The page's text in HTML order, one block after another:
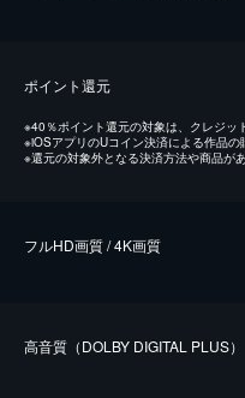
ポイント還元
※40％ポイント還元の対象は、クレジッ
※iOSアプリのUコイン決済による作品の
※還元の対象外となる決済方法や商品が
フルHD画質 / 4K画質
⾼⾳質（DOLBY DIGITAL PLUS）